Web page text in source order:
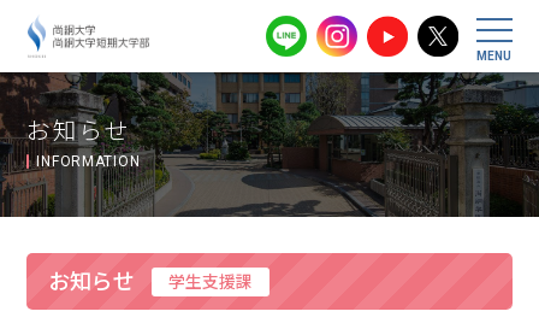
尚絅大学・尚
お知らせ
INFORMATION
お知らせ 学生支援課